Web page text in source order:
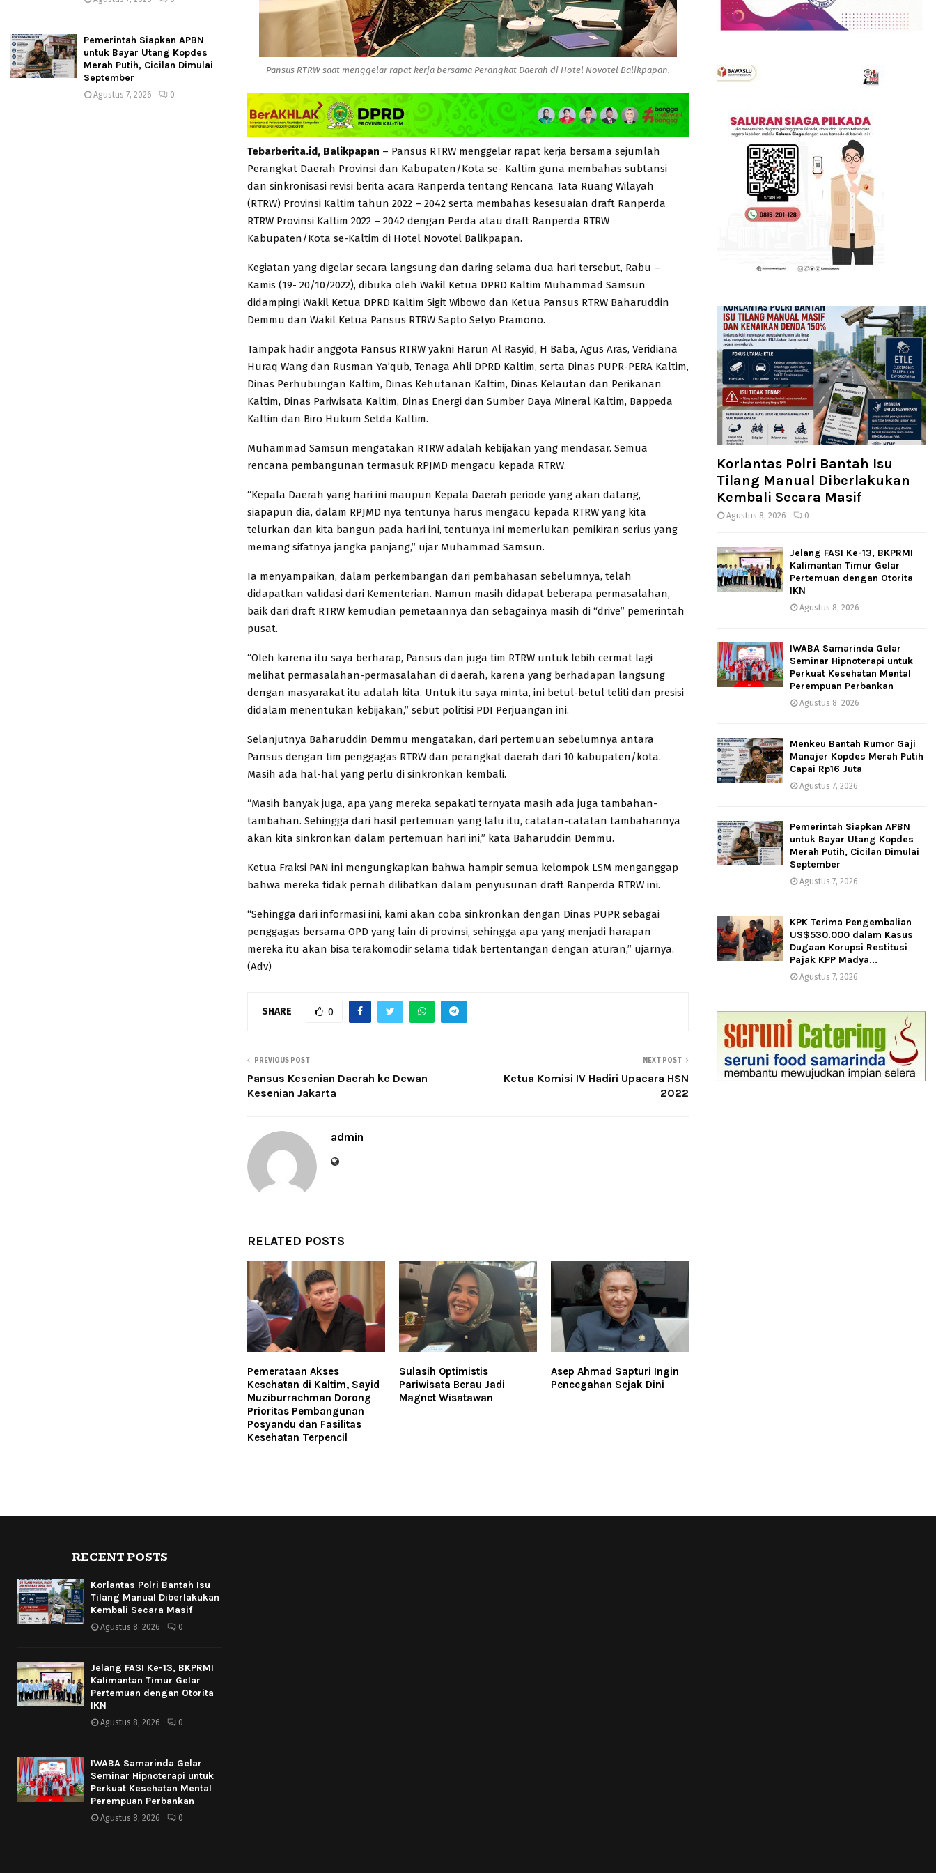
Pansus RTRW saat menggelar rapat kerja bersama Perangkat Daerah di Hotel Novotel Balikpapan.
Tebarberita.id, Balikpapan – Pansus RTRW menggelar rapat kerja bersama sejumlah
Perangkat Daerah Provinsi dan Kabupaten/Kota se- Kaltim guna membahas subtansi
dan sinkronisasi revisi berita acara Ranperda tentang Rencana Tata Ruang Wilayah
(RTRW) Provinsi Kaltim tahun 2022 – 2042 serta membahas kesesuaian draft Ranperda
RTRW Provinsi Kaltim 2022 – 2042 dengan Perda atau draft Ranperda RTRW
Kabupaten/Kota se-Kaltim di Hotel Novotel Balikpapan.
Kegiatan yang digelar secara langsung dan daring selama dua hari tersebut, Rabu –
Kamis (19- 20/10/2022), dibuka oleh Wakil Ketua DPRD Kaltim Muhammad Samsun
didampingi Wakil Ketua DPRD Kaltim Sigit Wibowo dan Ketua Pansus RTRW Baharuddin
Demmu dan Wakil Ketua Pansus RTRW Sapto Setyo Pramono.
Tampak hadir anggota Pansus RTRW yakni Harun Al Rasyid, H Baba, Agus Aras, Veridiana
Huraq Wang dan Rusman Ya’qub, Tenaga Ahli DPRD Kaltim, serta Dinas PUPR-PERA Kaltim,
Dinas Perhubungan Kaltim, Dinas Kehutanan Kaltim, Dinas Kelautan dan Perikanan
Kaltim, Dinas Pariwisata Kaltim, Dinas Energi dan Sumber Daya Mineral Kaltim, Bappeda
Kaltim dan Biro Hukum Setda Kaltim.
Muhammad Samsun mengatakan RTRW adalah kebijakan yang mendasar. Semua
rencana pembangunan termasuk RPJMD mengacu kepada RTRW.
“Kepala Daerah yang hari ini maupun Kepala Daerah periode yang akan datang,
siapapun dia, dalam RPJMD nya tentunya harus mengacu kepada RTRW yang kita
telurkan dan kita bangun pada hari ini, tentunya ini memerlukan pemikiran serius yang
memang sifatnya jangka panjang,” ujar Muhammad Samsun.
Ia menyampaikan, dalam perkembangan dari pembahasan sebelumnya, telah
didapatkan validasi dari Kementerian. Namun masih didapat beberapa permasalahan,
baik dari draft RTRW kemudian pemetaannya dan sebagainya masih di “drive” pemerintah
pusat.
“Oleh karena itu saya berharap, Pansus dan juga tim RTRW untuk lebih cermat lagi
melihat permasalahan-permasalahan di daerah, karena yang berhadapan langsung
dengan masyarakat itu adalah kita. Untuk itu saya minta, ini betul-betul teliti dan presisi
didalam menentukan kebijakan,” sebut politisi PDI Perjuangan ini.
Selanjutnya Baharuddin Demmu mengatakan, dari pertemuan sebelumnya antara
Pansus dengan tim penggagas RTRW dan perangkat daerah dari 10 kabupaten/kota.
Masih ada hal-hal yang perlu di sinkronkan kembali.
“Masih banyak juga, apa yang mereka sepakati ternyata masih ada juga tambahan-
tambahan. Sehingga dari hasil pertemuan yang lalu itu, catatan-catatan tambahannya
akan kita sinkronkan dalam pertemuan hari ini,” kata Baharuddin Demmu.
Ketua Fraksi PAN ini mengungkapkan bahwa hampir semua kelompok LSM menganggap
bahwa mereka tidak pernah dilibatkan dalam penyusunan draft Ranperda RTRW ini.
“Sehingga dari informasi ini, kami akan coba sinkronkan dengan Dinas PUPR sebagai
penggagas bersama OPD yang lain di provinsi, sehingga apa yang menjadi harapan
mereka itu akan bisa terakomodir selama tidak bertentangan dengan aturan,” ujarnya.
(Adv)
SHARE 0
PREVIOUS POST
Pansus Kesenian Daerah ke Dewan
Kesenian Jakarta
NEXT POST
Ketua Komisi IV Hadiri Upacara HSN
2022
admin
RELATED POSTS
Pemerataan Akses
Kesehatan di Kaltim, Sayid
Muziburrachman Dorong
Prioritas Pembangunan
Posyandu dan Fasilitas
Kesehatan Terpencil
Sulasih Optimistis
Pariwisata Berau Jadi
Magnet Wisatawan
Asep Ahmad Sapturi Ingin
Pencegahan Sejak Dini
Pemerintah Siapkan APBN
untuk Bayar Utang Kopdes
Merah Putih, Cicilan Dimulai
September
Agustus 7, 2026 0
Korlantas Polri Bantah Isu
Tilang Manual Diberlakukan
Kembali Secara Masif
Agustus 8, 2026 0
Jelang FASI Ke-13, BKPRMI
Kalimantan Timur Gelar
Pertemuan dengan Otorita
IKN
Agustus 8, 2026
IWABA Samarinda Gelar
Seminar Hipnoterapi untuk
Perkuat Kesehatan Mental
Perempuan Perbankan
Agustus 8, 2026
Menkeu Bantah Rumor Gaji
Manajer Kopdes Merah Putih
Capai Rp16 Juta
Agustus 7, 2026
Pemerintah Siapkan APBN
untuk Bayar Utang Kopdes
Merah Putih, Cicilan Dimulai
September
Agustus 7, 2026
KPK Terima Pengembalian
US$530.000 dalam Kasus
Dugaan Korupsi Restitusi
Pajak KPP Madya...
Agustus 7, 2026
RECENT POSTS
Korlantas Polri Bantah Isu
Tilang Manual Diberlakukan
Kembali Secara Masif
Agustus 8, 2026 0
Jelang FASI Ke-13, BKPRMI
Kalimantan Timur Gelar
Pertemuan dengan Otorita
IKN
Agustus 8, 2026 0
IWABA Samarinda Gelar
Seminar Hipnoterapi untuk
Perkuat Kesehatan Mental
Perempuan Perbankan
Agustus 8, 2026 0